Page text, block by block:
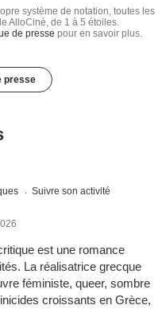
système de notation, toutes les
AlloCiné, de 1 à 5 étoiles.
de presse pour en savoir plus.
presse
Suivre son activité
est une romance
La réalisatrice grecque
féministe, queer, sombre
croissants en Grèce,